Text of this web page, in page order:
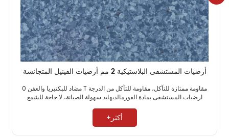
أرضيات المستشفى البلاستيكية 2 مم أرضيات الفينيل المتجانسة
مقاومة ممتازة للتآكل، مقاومة للتآكل من الدرجة T مضاد للبكتيريا والعفن 0
ارضيات المستشفى بمادة الفورمالديهايد سهولة الصيانة، لا حاجة للشمع ​
أكثر+